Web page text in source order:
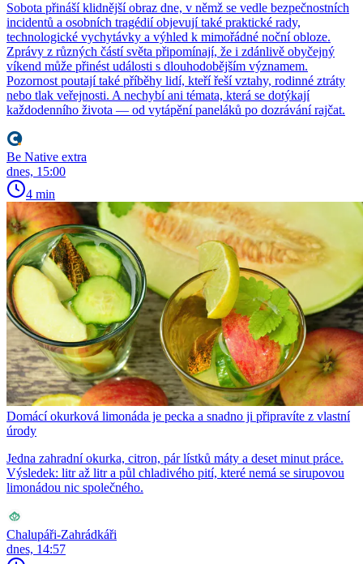
Sobota přináší klidnější obraz dne, v němž se vedle bezpečnostních
incidentů a osobních tragédií objevují také praktické rady,
technologické vychytávky a výhled k mimořádné noční obloze.
Zprávy z různých částí světa připomínají, že i zdánlivě obyčejný
víkend může přinést události s dlouhodobějším významem.
Pozornost poutají také příběhy lidí, kteří řeší vztahy, rodinné ztráty
nebo tlak veřejnosti. A nechybí ani témata, která se dotýkají
každodenního života — od vytápění paneláků po dozrávání rajčat.
Be Native extra
dnes, 15:00
4 min
Domácí okurková limonáda je pecka a snadno ji připravíte z vlastní
úrody
Jedna zahradní okurka, citron, pár lístků máty a deset minut práce.
Výsledek: litr až litr a půl chladivého pití, které nemá se sirupovou
limonádou nic společného.
Chalupáři-Zahrádkáři
dnes, 14:57